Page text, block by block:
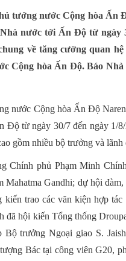
tướng nước Cộng hòa Ấn
nước tới Ấn Độ từ ngày
về tăng cường quan
Cộng hòa Ấn Độ. Báo
nước Cộng hòa Ấn Độ
Độ từ ngày 30/7 đến ngày 1/
gồm nhiều bộ trưởng và
Chính phủ Phạm Minh
Mahatma Gandhi; dự hội
trao các văn kiện hợp
đã hội kiến Tổng thống
Bộ trưởng Ngoại giao S.
Bác tại công viên G20,